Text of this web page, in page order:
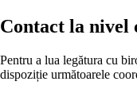
Contact la
Pentru a lua legătura cu
dispoziție următoarele